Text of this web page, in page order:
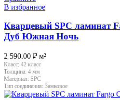
В избранное
Кварцевый SPC ламинат
Дуб Южная Ночь
2 590.00 ₽ м²
Класс: 42 класс
Толщина: 4 мм
Материал: SPC
Тип соединения: Замковое